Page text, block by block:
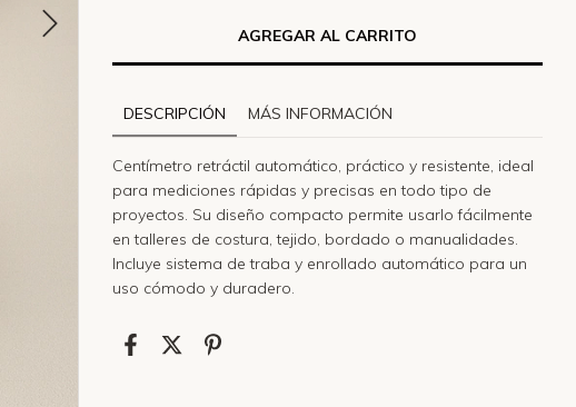
DESCRIPCIÓN MÁS INFORMACIÓN
Centímetro retráctil automático, práctico y resistente, ideal
para mediciones rápidas y precisas en todo tipo de
proyectos. Su diseño compacto permite usarlo fácilmente
en talleres de costura, tejido, bordado o manualidades.
Incluye sistema de traba y enrollado automático para un
uso cómodo y duradero.